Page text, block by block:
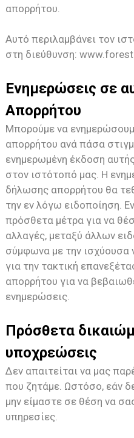
απορρήτου.
Αυτό περιλαμβάνει τον
στη διεύθυνση:
Ενημερώσεις σε
Απορρήτου
Μπορούμε να
απορρήτου ανά πάσα
ενημερωμένη έκδοση
στον ιστότοπό μας. Η
δήλωσης απορρήτου θα
την εν λόγω ειδοποίηση.
πρόσθετα μέτρα για να
αλλαγές, μεταξύ άλλων
σύμφωνα με την ισχύουσα
για την τακτική
απορρήτου για να
ενημερώσεις.
Πρόσθετα
υποχρεώσεις
Δεν απαιτείται να μας
που ζητάμε. Ωστόσο, εάν
μην είμαστε σε θέση να
υπηρεσίες.